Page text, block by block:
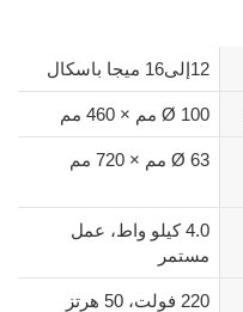
12إلى16 ميجا باسكال
Ø 100 مم × 460 مم
Ø 63 مم × 720 مم
4.0 كيلو واط، عمل
مستمر
220 فولت، 50 هرتز